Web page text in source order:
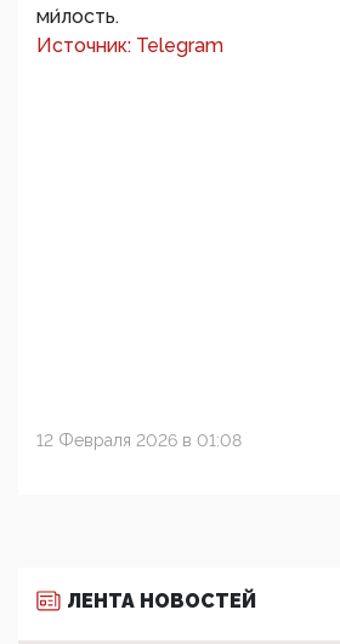
ми́лость.
Источник: Telegram
12 Февраля 2026 в 01:08
ЛЕНТА НОВОСТЕЙ